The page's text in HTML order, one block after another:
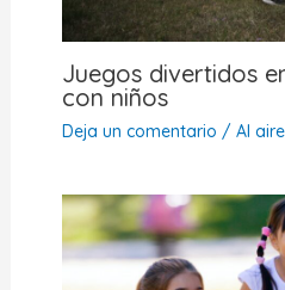
Juegos divertidos
con niños
Deja un comentario / Al